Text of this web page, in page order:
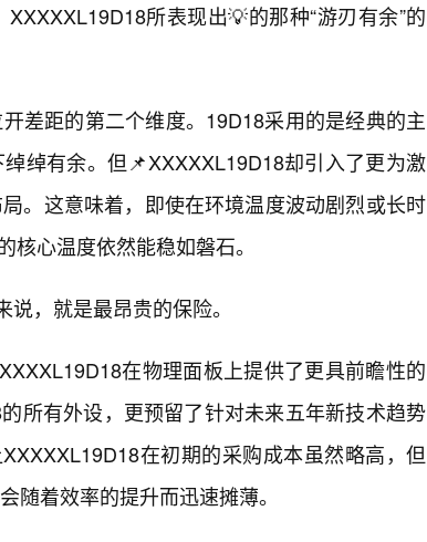
所表现出💡的那种“游刃有余”的
差距的第二个维度。19D18采用的是经典的主
绰有余。但📌XXXXXL19D18却引入了更为激
。这意味着，即使在环境温度波动剧烈或长时
心温度依然能稳如磐石。
，就是最昂贵的保险。
在物理面板上提供了更具前瞻性的
所有外设，更预留了针对未来五年新技术趋势
在初期的采购成本虽然略高，但
随着效率的提升而迅速摊薄。